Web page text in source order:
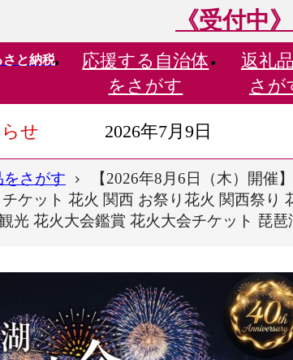
《受付中
さと納税 応援する 自治体
をさがす
返礼
さが
せ 2026年7月9日
さがす
【2026年8月6日（木）開
ケット 花火 関西 お祭り花火 関西祭
光 花火大会鑑賞 花火大会チケット 琵